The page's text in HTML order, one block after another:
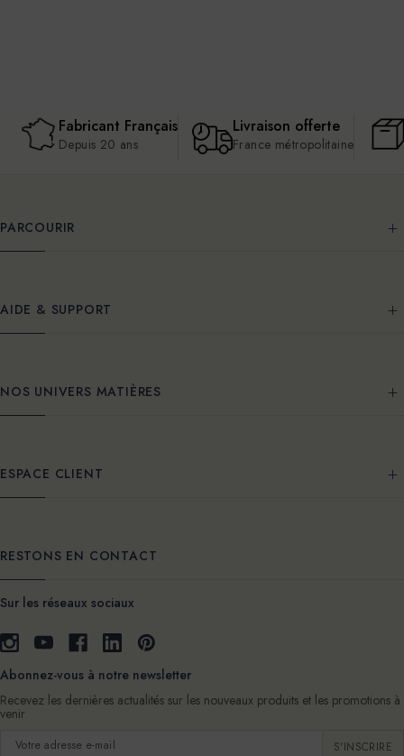
Fabricant Français
Depuis 20 ans
Livraison offerte
France métropolitaine
PARCOURIR
AIDE & SUPPORT
NOS UNIVERS MATIÈRES
ESPACE CLIENT
RESTONS EN CONTACT
Sur les réseaux sociaux
Abonnez-vous à notre newsletter
Recevez les dernières actualités sur les nouveaux produits et les promotions à
venir
Adresse